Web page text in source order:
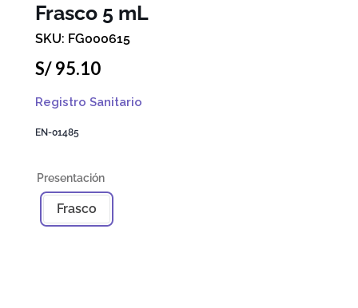
Frasco 5 mL
FG000615
S/95.10
Registro Sanitario
EN-01485
Frasco